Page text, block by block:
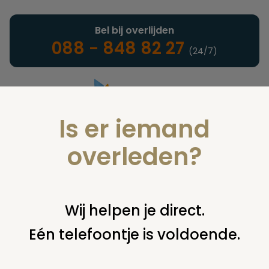
Landelijke uitvaartonderneming
Bel bij overlijden
088 - 848 82 27 (24/7)
U bent hier: home infotheek alle onderwerpen kosten
Is er iemand
overleden?
Wij helpen je direct.
Eén telefoontje is voldoende.